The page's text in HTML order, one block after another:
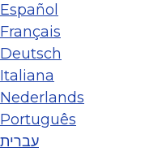
Español
Français
Deutsch
Italiana
Nederlands
Português
עברית